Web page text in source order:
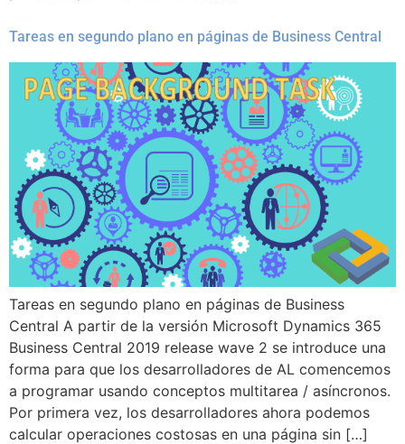
Tareas en segundo plano en páginas de Business Central
Tareas en segundo plano en páginas de Business
Central A partir de la versión Microsoft Dynamics 365
Business Central 2019 release wave 2 se introduce una
forma para que los desarrolladores de AL comencemos
a programar usando conceptos multitarea / asíncronos.
Por primera vez, los desarrolladores ahora podemos
calcular operaciones costosas en una página sin […]